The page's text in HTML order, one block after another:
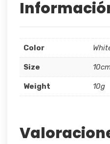
Color
Size
Weight 10g